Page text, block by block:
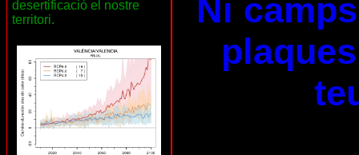
desertificació el nostre
territori.
Ni